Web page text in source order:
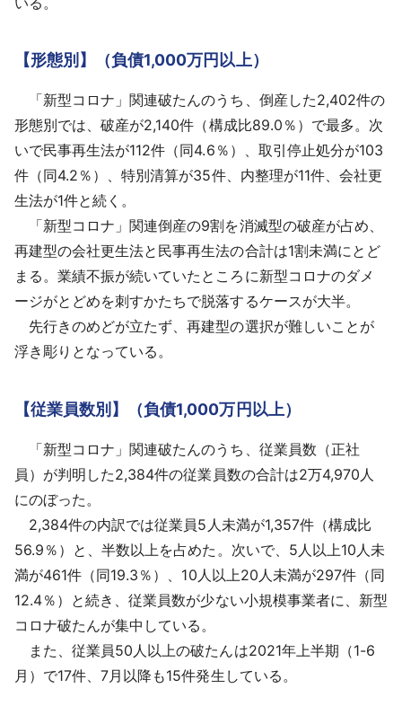
【形態別】（負債1,000万円以上）
「新型コロナ」関連破たんのうち、倒産した2,402件の
形態別では、破産が2,140件（構成比89.0％）で最多。次
いで民事再生法が112件（同4.6％）、取引停止処分が103
件（同4.2％）、特別清算が35件、内整理が11件、会社更
生法が1件と続く。
「新型コロナ」関連倒産の9割を消滅型の破産が占め、
再建型の会社更生法と民事再生法の合計は1割未満にとど
まる。業績不振が続いていたところに新型コロナのダメ
ージがとどめを刺すかたちで脱落するケースが大半。
先行きのめどが立たず、再建型の選択が難しいことが
浮き彫りとなっている。
【従業員数別】（負債1,000万円以上）
「新型コロナ」関連破たんのうち、従業員数（正社
員）が判明した2,384件の従業員数の合計は2万4,970人
にのぼった。
2,384件の内訳では従業員5人未満が1,357件（構成比
56.9％）と、半数以上を占めた。次いで、5人以上10人未
満が461件（同19.3％）、10人以上20人未満が297件（同
12.4％）と続き、従業員数が少ない小規模事業者に、新型
コロナ破たんが集中している。
また、従業員50人以上の破たんは2021年上半期（1-6
月）で17件、7月以降も15件発生している。